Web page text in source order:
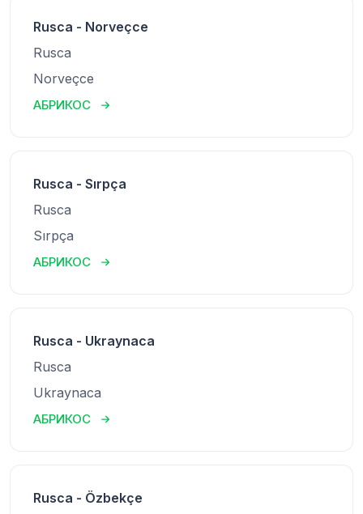
Rusca - Norveçce
Rusca
Norveçce
АБРИКОС
Rusca - Sırpça
Rusca
Sırpça
АБРИКОС
Rusca - Ukraynaca
Rusca
Ukraynaca
АБРИКОС
Rusca - Özbekçe